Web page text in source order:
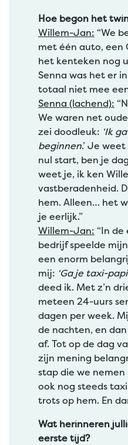
Hoe begon het
Willem-Jan: “We
met één auto, een
het kenteken nog
Senna was het er
totaal niet mee
Senna (lachend):
We waren net
zei doodleuk: ‘Ik
beginnen.’ Je
nul start, ben je
weet je, ik ken
vastberadenheid.
hem. Alleen… het
je eerlijk.”
Willem-Jan: “In de
bedrijf speelde
een enorm
mij: ‘Ga je taxi-
deed ik. Met z’n
meteen 24-uurs
dagen per week.
de nachten, en
af. Tot op de dag
zijn mening
stap die we
ook nog steeds
trots op hem. En
Wat herinneren
eerste tijd?